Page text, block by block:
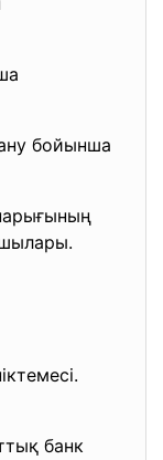
бойынша
банк